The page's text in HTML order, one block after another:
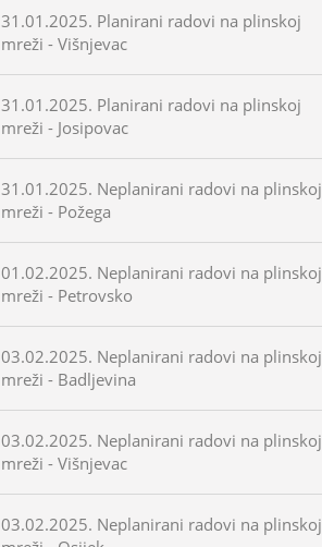
31.01.2025. Planirani radovi na plinskoj
mreži - Višnjevac
31.01.2025. Planirani radovi na plinskoj
mreži - Josipovac
31.01.2025. Neplanirani radovi na plinskoj
mreži - Požega
01.02.2025. Neplanirani radovi na plinskoj
mreži - Petrovsko
03.02.2025. Neplanirani radovi na plinskoj
mreži - Badljevina
03.02.2025. Neplanirani radovi na plinskoj
mreži - Višnjevac
03.02.2025. Neplanirani radovi na plinskoj